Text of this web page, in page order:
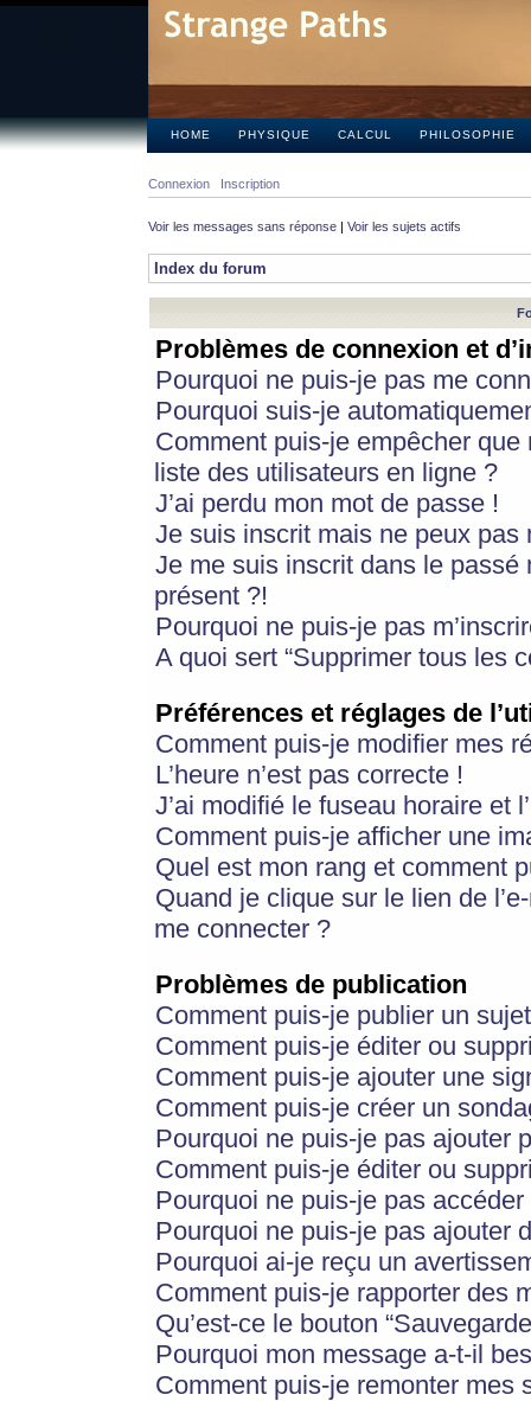
HOME PHYSIQUE CALCUL PHILOSOPHIE
Connexion Inscription
Voir les messages sans réponse | Voir les sujets actifs
Index du forum
Problèmes de connexion et
Pourquoi ne puis-je pas me
Pourquoi suis-je
Comment puis-je empêcher
liste des utilisateurs en ligne ?
J’ai perdu mon mot de passe !
Je suis inscrit mais ne peux pas
Je me suis inscrit dans le
présent ?!
Pourquoi ne puis-je pas
A quoi sert “Supprimer tous les
Préférences et réglages de
Comment puis-je modifier mes
L’heure n’est pas correcte !
J’ai modifié le fuseau horaire et
Comment puis-je afficher une
Quel est mon rang et comment
Quand je clique sur le lien de
me connecter ?
Problèmes de publication
Comment puis-je publier un
Comment puis-je éditer ou
Comment puis-je ajouter une
Comment puis-je créer un
Pourquoi ne puis-je pas ajouter
Comment puis-je éditer ou
Pourquoi ne puis-je pas
Pourquoi ne puis-je pas ajouter
Pourquoi ai-je reçu un
Comment puis-je rapporter des
Qu’est-ce le bouton
Pourquoi mon message a-t-il
Comment puis-je remonter mes